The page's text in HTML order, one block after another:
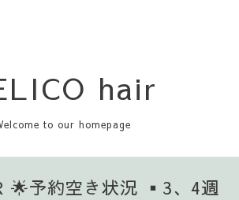
hair
to our homepage
🌟予約空き状況 ▪️3、4週